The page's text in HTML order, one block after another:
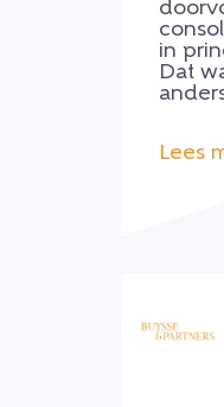
in
Dat
Lees